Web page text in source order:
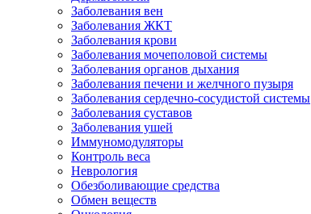
Заболевания вен
Заболевания ЖКТ
Заболевания крови
Заболевания мочеполовой системы
Заболевания органов дыхания
Заболевания печени и желчного пузыря
Заболевания сердечно-сосудистой системы
Заболевания суставов
Заболевания ушей
Иммуномодуляторы
Контроль веса
Неврология
Обезболивающие средства
Обмен веществ